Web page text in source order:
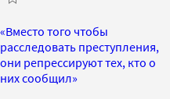
«Вместо того чтобы
расследовать преступления,
они репрессируют тех, кто о
них сообщил»